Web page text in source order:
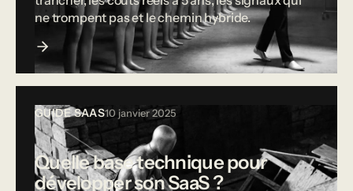
ne trompent pas et le chemin hybride.
GUIDE SAAS10 janvier 2025
Quelle base technique pour
développer son SaaS ?